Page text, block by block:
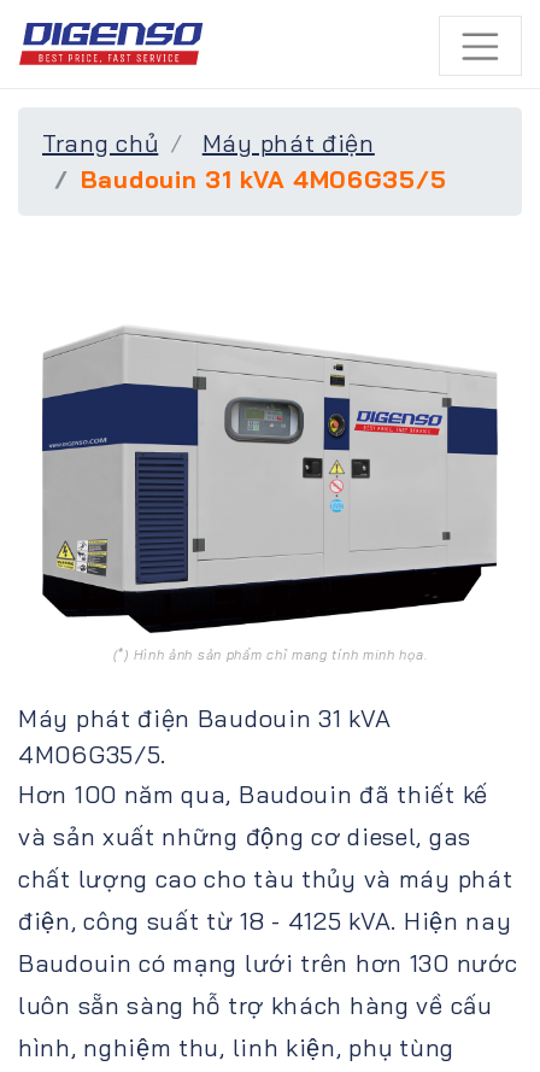
Trang chủ
Máy phát điện
Baudouin 31 kVA 4M06G35/5
(*) Hình ảnh sản phẩm chỉ mang tính minh họa.
Máy phát điện Baudouin 31 kVA
4M06G35/5.
Hơn 100 năm qua, Baudouin đã thiết kế
và sản xuất những động cơ diesel, gas
chất lượng cao cho tàu thủy và máy phát
điện, công suất từ 18 - 4125 kVA. Hiện nay
Baudouin có mạng lưới trên hơn 130 nước
luôn sẵn sàng hỗ trợ khách hàng về cấu
hình, nghiệm thu, linh kiện, phụ tùng